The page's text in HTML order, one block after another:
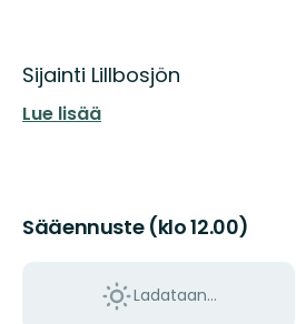
Kuvaus
Sijainti Lillbosjön
Lue lisää
Sääennuste (klo 12.00)
Ladataan…